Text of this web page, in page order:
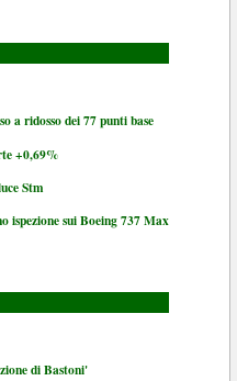
a ridosso dei 77 punti base
+0,69%
Stm
ispezione sui Boeing 737 Max
di Bastoni'